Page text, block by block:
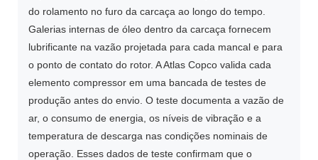
do rolamento no furo da carcaça ao longo do tempo.
Galerias internas de óleo dentro da carcaça fornecem
lubrificante na vazão projetada para cada mancal e para
o ponto de contato do rotor. A Atlas Copco valida cada
elemento compressor em uma bancada de testes de
produção antes do envio. O teste documenta a vazão de
ar, o consumo de energia, os níveis de vibração e a
temperatura de descarga nas condições nominais de
operação. Esses dados de teste confirmam que o